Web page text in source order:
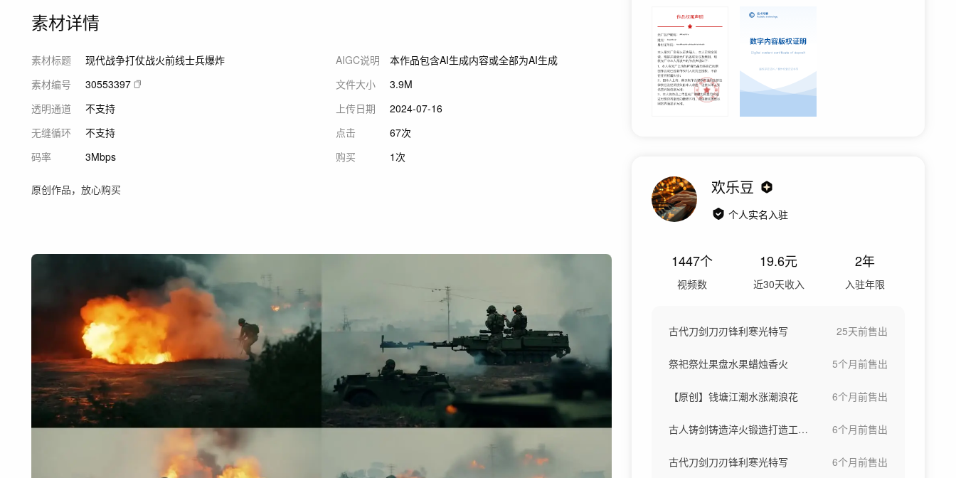
素材详情
素材标题
现代战争打仗战火前线士兵爆炸
素材编号
30553397
透明通道
不支持
无缝循环
不支持
码率
3Mbps
AIGC说明
本作品包含AI生成内容或全部为AI生成
文件大小
3.9M
上传日期
2024-07-16
点击
67次
购买
1次
原创作品，放心购买 欢乐豆
个人实名入驻
1447个
视频数
19.6元
近30天收入
2年
入驻年限
古代刀剑刀刃锋利寒光特写 25天前售出
祭祀祭灶果盘水果蜡烛香火 5个月前售出
【原创】钱塘江潮水涨潮浪花 6个月前售出
古人铸剑铸造淬火锻造打造工匠匠心 6个月前售出
古代刀剑刀刃锋利寒光特写 6个月前售出